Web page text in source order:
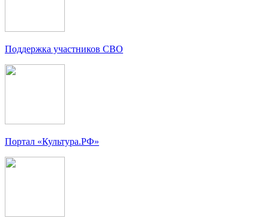
Поддержка участников СВО
Портал «Культура.РФ»